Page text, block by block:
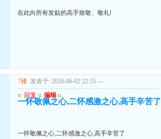
在此向所有发贴的高手致敬、敬礼!
7楼 发表于: 2026-06-02 22:55 ---
u 回复 u 编辑 u
一怀敬佩之心,二怀感激之心,高手辛苦了
一怀敬佩之心,二怀感激之心,高手辛苦了